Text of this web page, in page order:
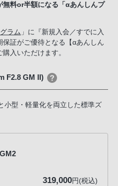
無料or半額になる「αあんしんプ
ラム 」に『新規入会／すでに入
証がご優待となる【αあんしん
入いただけます。
F2.8 GM II)
小型・軽量化を両立した標準ズ
319,000円(税込)